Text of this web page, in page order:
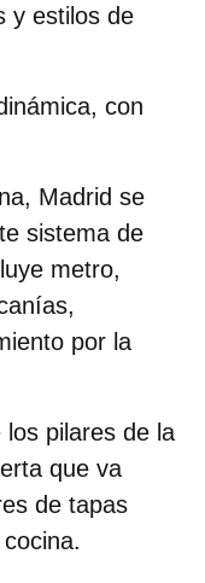
y estilos de
con
, Madrid se
sistema de
metro,
por la
pilares de la
que va
de tapas